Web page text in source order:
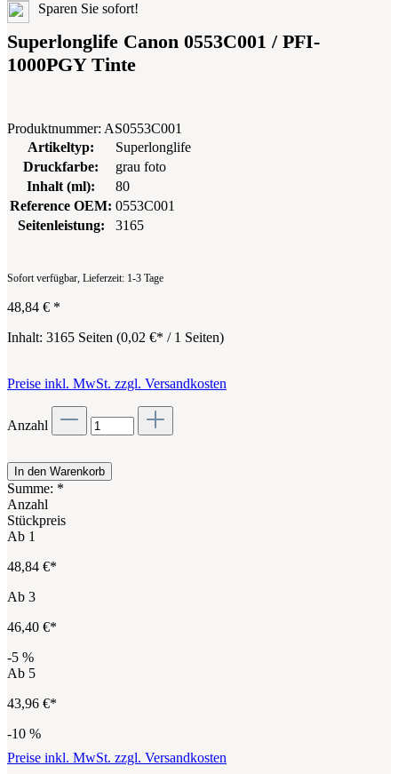
Sparen Sie sofort!
Superlonglife Canon 0553C001 / PFI-
1000PGY Tinte
Produktnummer: AS0553C001
Artikeltyp:
Superlonglife
Druckfarbe:
grau foto
Inhalt (ml):
80
Reference OEM: 0553C001
Seitenleistung:
3165
Sofort verfügbar, Lieferzeit: 1-3 Tage
48,84 € *
Inhalt: 3165 Seiten (0,02 €* / 1 Seiten)
Preise inkl. MwSt. zzgl. Versandkosten
Anzahl
In den Warenkorb
Summe: *
Anzahl
Stückpreis
Ab 1
48,84 €*
Ab 3
46,40 €*
-5 %
Ab 5
43,96 €*
-10 %
Preise inkl. MwSt. zzgl. Versandkosten